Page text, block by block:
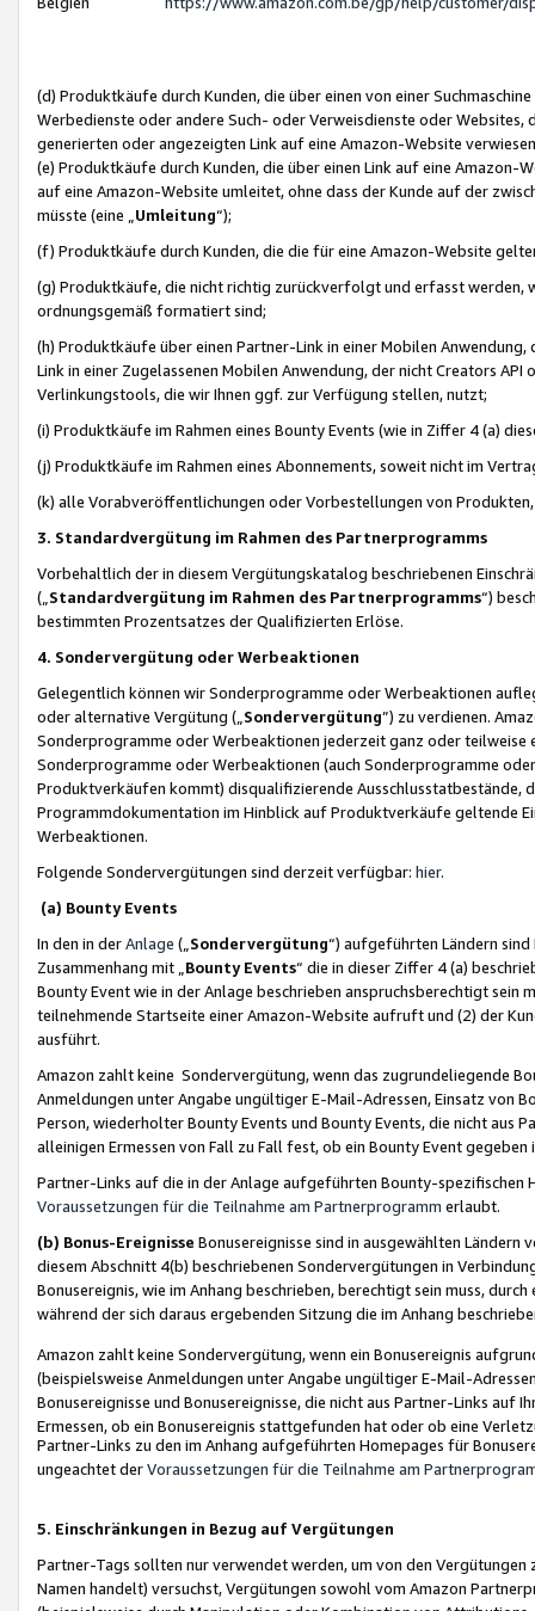
(d) Produktkäufe durch Kunden, die über einen von einer
Werbedienste oder andere Such- oder Verweisdienste oder Websites,
generierten oder angezeigten Link auf eine Amazon-Website
(e) Produktkäufe durch Kunden, die über einen Link auf eine
auf eine Amazon-Website umleitet, ohne dass der Kunde auf der
müsste (eine „ Umleitung“);
(f) Produktkäufe durch Kunden, die die für eine Amazon-Website
(g) Produktkäufe, die nicht richtig zurückverfolgt und erfasst werden,
ordnungsgemäß formatiert sind;
(h) Produktkäufe über einen Partner-Link in einer Mobilen
Link in einer Zugelassenen Mobilen Anwendung, der nicht Creators
Verlinkungstools, die wir Ihnen ggf. zur Verfügung stellen, nutzt;
(i) Produktkäufe im Rahmen eines Bounty Events (wie in Ziffer 4 (a)
(j) Produktkäufe im Rahmen eines Abonnements, soweit nicht im
(k) alle Vorabveröffentlichungen oder Vorbestellungen von
3. Standardvergütung im Rahmen des Partnerprogramms
Vorbehaltlich der in diesem Vergütungskatalog beschriebenen
(„ Standardvergütung im Rahmen des Partnerprogramms“)
bestimmten Prozentsatzes der Qualifizierten Erlöse.
4. Sondervergütung oder Werbeaktionen
Gelegentlich können wir Sonderprogramme oder Werbeaktionen
oder alternative Vergütung („ Sondervergütung”) zu verdienen.
Sonderprogramme oder Werbeaktionen jederzeit ganz oder
Sonderprogramme oder Werbeaktionen (auch Sonderprogramme
Produktverkäufen kommt) disqualifizierende Ausschlusstatbestände,
Programmdokumentation im Hinblick auf Produktverkäufe geltende
Werbeaktionen.
Folgende Sondervergütungen sind derzeit verfügbar: hier.
(a) Bounty Events
In den in derAnlage („ Sondervergütung“) aufgeführten Ländern
Zusammenhang mit „ Bounty Events“ die in dieser Ziffer 4 (a)
Bounty Event wie in der Anlage beschrieben anspruchsberechtigt sein
teilnehmende Startseite einer Amazon-Website aufruft und (2) der
ausführt.
Amazon zahlt keine Sondervergütung, wenn das zugrundeliegende
Anmeldungen unter Angabe ungültiger E-Mail-Adressen, Einsatz von
Person, wiederholter Bounty Events und Bounty Events, die nicht
alleinigen Ermessen von Fall zu Fall fest, ob ein Bounty Event
Partner-Links auf die in der Anlage aufgeführten Bounty-spezifischen
Voraussetzungen für die Teilnahme am Partnerprogramm erlaubt.
(b) Bonus-Ereignisse Bonusereignisse sind in ausgewählten Ländern
diesem Abschnitt 4(b) beschriebenen Sondervergütungen in
Bonusereignis, wie im Anhang beschrieben, berechtigt sein muss,
während der sich daraus ergebenden Sitzung die im Anhang
Amazon zahlt keine Sondervergütung, wenn ein Bonusereignis
(beispielsweise Anmeldungen unter Angabe ungültiger E-Mail-
Bonusereignisse und Bonusereignisse, die nicht aus Partner-Links auf
Ermessen, ob ein Bonusereignis stattgefunden hat oder ob eine
Partner-Links zu den im Anhang aufgeführten Homepages für
ungeachtet derVoraussetzungen für die Teilnahme am
5. Einschränkungen in Bezug auf Vergütungen
Partner-Tags sollten nur verwendet werden, um von den
Namen handelt) versuchst, Vergütungen sowohl vom Amazon